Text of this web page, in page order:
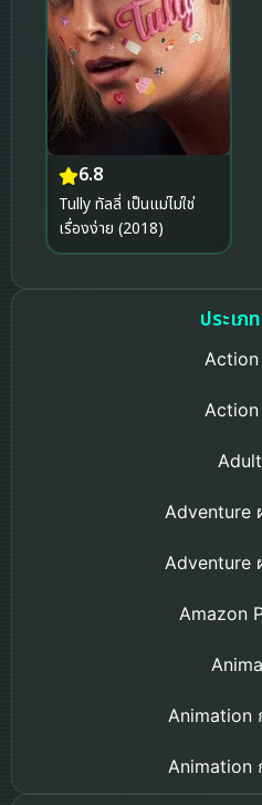
6.8
Tully ทัลลี่ เป็นแม่ไม่ใช่
เรื่องง่าย (2018)
ประเภ
Adult
Adventure
Adventure
Amazon
Animation
Animation